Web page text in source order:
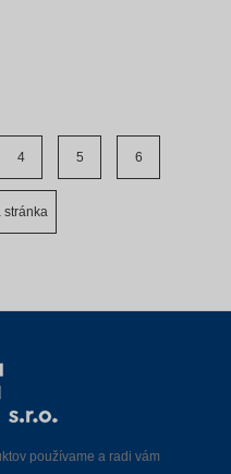
4 5 6
stránka
používame a radi vám